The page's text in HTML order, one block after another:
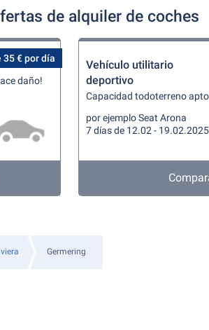
de alquiler de coches
35 € por día
daño!
Vehículo utilitario
deportivo
Capacidad todoterreno
por ejemplo Seat Arona
7 días de 12.02 - 19.02.2025
Germering